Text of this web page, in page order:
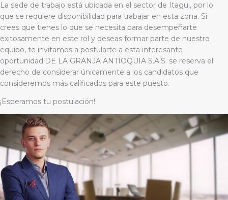
La sede de trabajo está ubicada en el sector de Itagui, por lo
que se requiere disponibilidad para trabajar en esta zona. Si
crees que tienes lo que se necesita para desempeñarte
exitosamente en este rol y deseas formar parte de nuestro
equipo, te invitamos a postularte a esta interesante
oportunidad.DE LA GRANJA ANTIOQUIA S.A.S. se reserva el
derecho de considerar únicamente a los candidatos que
consideremos más calificados para este puesto.
¡Esperamos tu postulación!